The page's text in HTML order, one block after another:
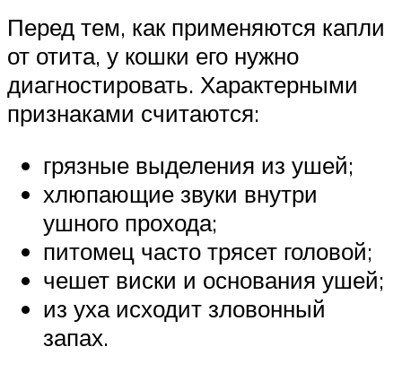
Перед тем, как применяются капли
от отита, у кошки его нужно
диагностировать. Характерными
признаками считаются:
грязные выделения из ушей;
хлюпающие звуки внутри
ушного прохода;
питомец часто трясет головой;
чешет виски и основания ушей;
из уха исходит зловонный
запах.